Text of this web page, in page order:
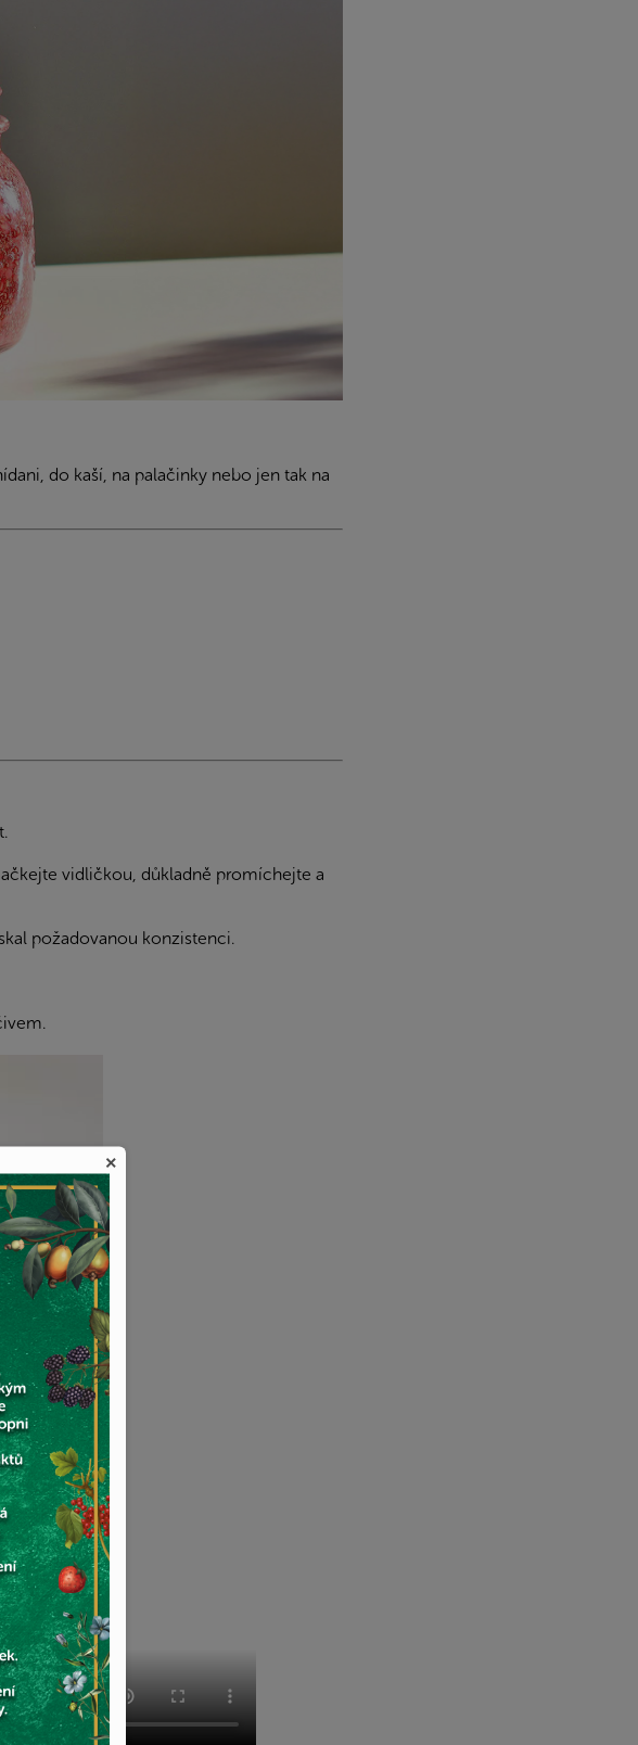
do kaší, na palačinky nebo jen tak na
vidličkou, důkladně promíchejte a
požadovanou konzistenci.
×